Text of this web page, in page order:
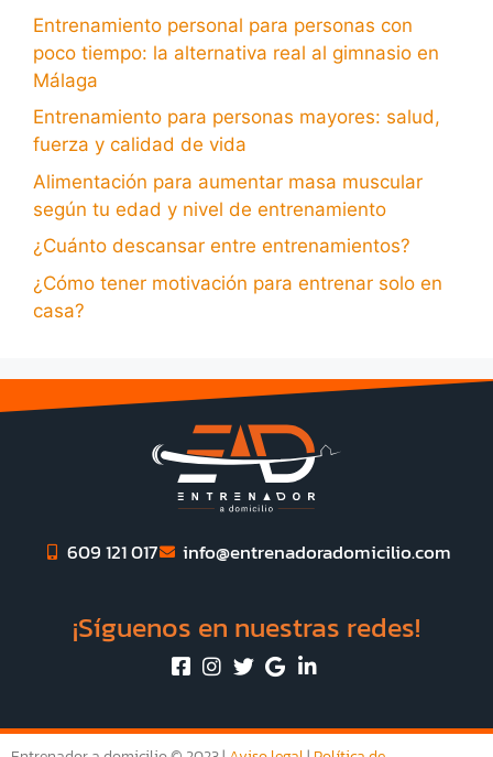
Entrenamiento personal para personas con
poco tiempo: la alternativa real al gimnasio en
Málaga
Entrenamiento para personas mayores: salud,
fuerza y calidad de vida
Alimentación para aumentar masa muscular
según tu edad y nivel de entrenamiento
¿Cuánto descansar entre entrenamientos?
¿Cómo tener motivación para entrenar solo en
casa?
609 121 017 info@entrenadoradomicilio.com
¡Síguenos en nuestras redes!